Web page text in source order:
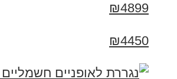
₪4899
₪4450